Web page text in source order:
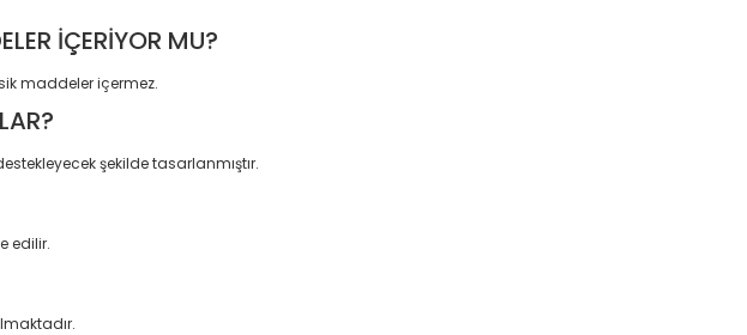
İÇERİYOR MU?
maddeler içermez.
şekilde tasarlanmıştır.
edilir.